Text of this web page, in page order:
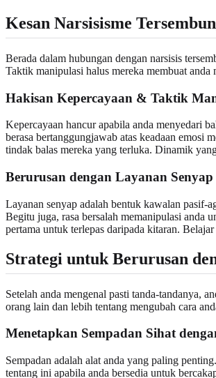
Kesan Narsisisme
Berada dalam hubungan dengan narsisis
Taktik manipulasi halus mereka membuat anda
Hakisan Kepercayaan & Taktik
Kepercayaan hancur apabila anda menyedari
berasa bertanggungjawab atas keadaan emosi
tindak balas mereka yang terluka. Dinamik
Berurusan dengan Layanan
Layanan senyap adalah bentuk kawalan pasif-
Begitu juga, rasa bersalah memanipulasi anda
pertama untuk terlepas daripada kitaran. Belajar
Strategi untuk Berurusan
Setelah anda mengenal pasti tanda-tandanya,
orang lain dan lebih tentang mengubah cara
Menetapkan Sempadan Sihat
Sempadan adalah alat anda yang paling
tentang ini apabila anda bersedia untuk